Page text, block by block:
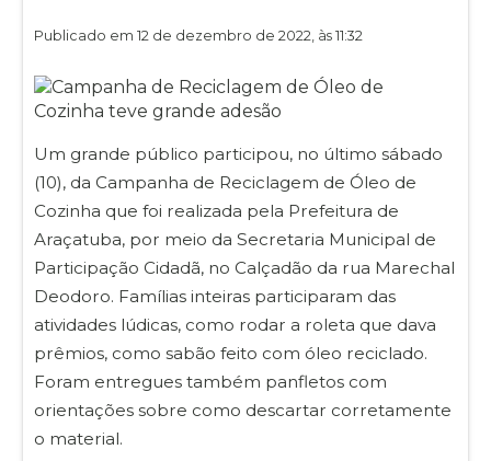
Publicado em 12 de dezembro de 2022, às 11:32
Um grande público participou, no último sábado
(10), da Campanha de Reciclagem de Óleo de
Cozinha que foi realizada pela Prefeitura de
Araçatuba, por meio da Secretaria Municipal de
Participação Cidadã, no Calçadão da rua Marechal
Deodoro. Famílias inteiras participaram das
atividades lúdicas, como rodar a roleta que dava
prêmios, como sabão feito com óleo reciclado.
Foram entregues também panfletos com
orientações sobre como descartar corretamente
o material.